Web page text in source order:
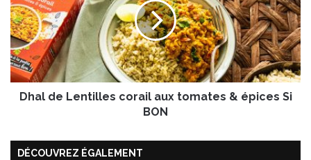
s
f
r
a
i
s
m
l
d
e
L
e
n
l
Dhal de Lentilles corail aux tomates & épices Si
BON
DÉCOUVREZ ÉGALEMENT